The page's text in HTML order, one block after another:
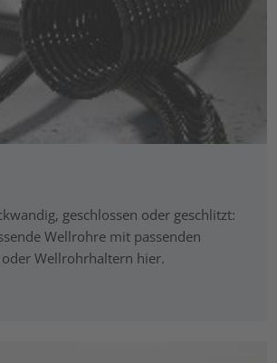
geschlossen oder geschlitzt:
Wellrohre mit passenden
Wellrohrhaltern hier.